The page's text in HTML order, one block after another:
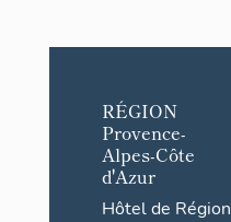
RÉGION
Provence-
Alpes-Côte
d'Azur
Hôtel de Région